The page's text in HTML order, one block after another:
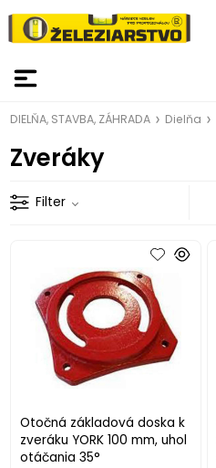
DIELŇA, STAVBA, ZÁHRADA Dielňa
Zveráky
Filter
Otočná základová doska k
zveráku YORK 100 mm, uhol
otáčania 35°